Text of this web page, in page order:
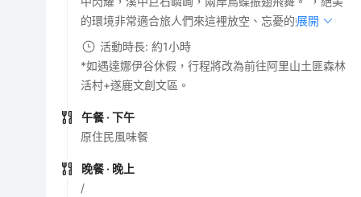
的環境非常適合旅人們來這裡放空、忘憂的好去處。
展開
活動時長: 約1小時
*如遇達娜伊谷休假，行程將改為前往阿里山土匪森林
活村+遂鹿文創文區。
午餐 · 下午
原住民風味餐
晚餐 · 晚上
/